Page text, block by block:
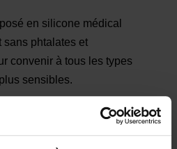
en silicone médical
sans phtalates et
convenir à tous les types
sensibles.
peut se faire soit avec un